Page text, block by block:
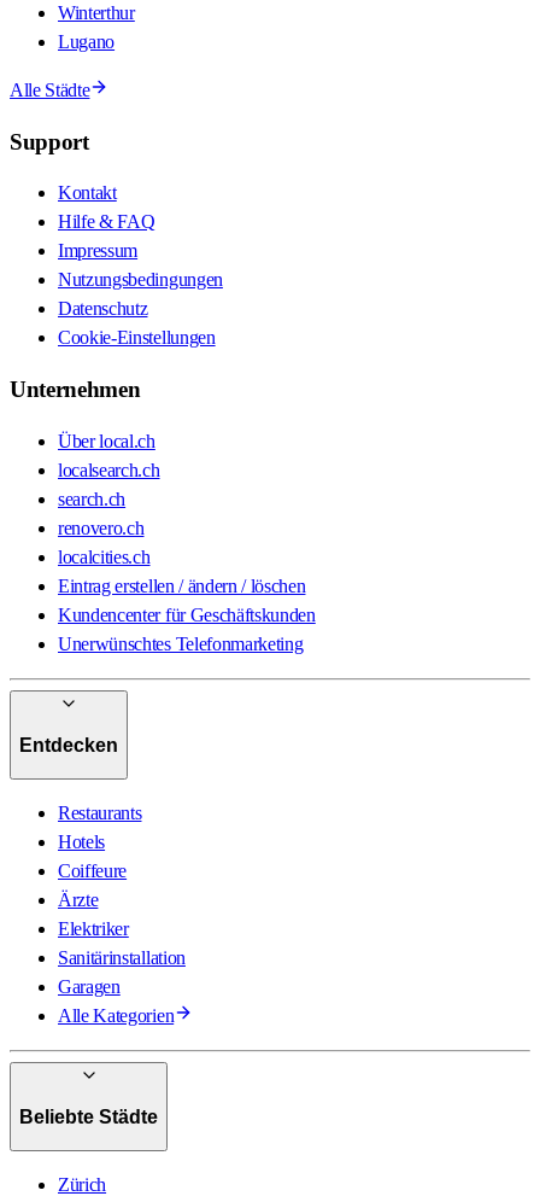
Winterthur
Lugano
Alle Städte
Support
Kontakt
Hilfe & FAQ
Impressum
Nutzungsbedingungen
Datenschutz
Cookie-Einstellungen
Unternehmen
Über local.ch
localsearch.ch
search.ch
renovero.ch
localcities.ch
Eintrag erstellen / ändern / löschen
Kundencenter für Geschäftskunden
Unerwünschtes Telefonmarketing
Entdecken
Restaurants
Hotels
Coiffeure
Ärzte
Elektriker
Sanitärinstallation
Garagen
Alle Kategorien
Beliebte Städte
Zürich